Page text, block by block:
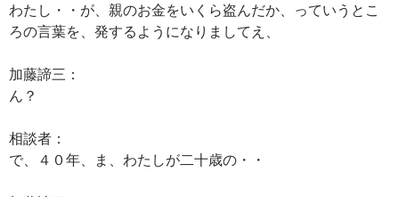
わたし・・が、親のお金をいくら盗んだか、っていうとこ
ろの言葉を、発するようになりましてえ、
加藤諦三：
ん？
相談者：
で、４０年、ま、わたしが二十歳の・・